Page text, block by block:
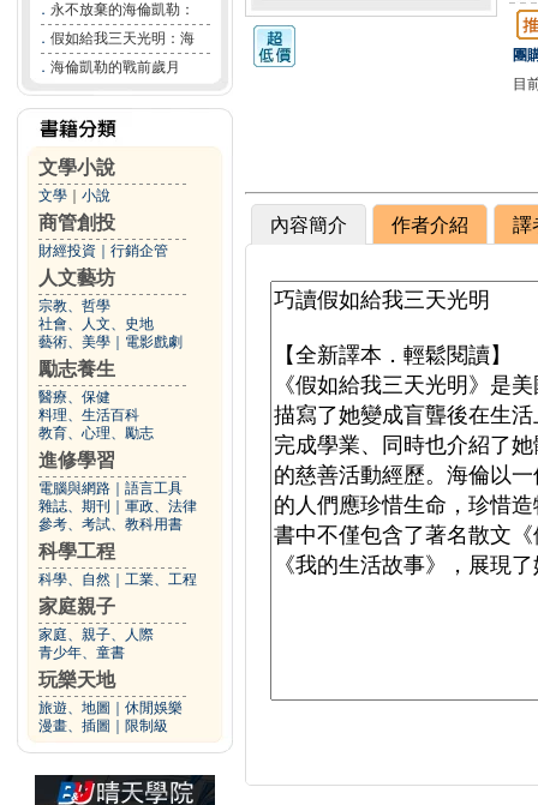
． 永不放棄的海倫凱勒：
． 假如給我三天光明：海
． 海倫凱勒的戰前歲月
文學小說
文學 小說
商管創投
財經投資 行銷企管
人文藝坊
宗教、哲學
社會、人文、史地
藝術、美學
電影戲劇
勵志養生
醫療、保健
料理、生活百科
教育、心理、勵志
進修學習
電腦與網路
語言工具
雜誌、期刊
軍政、法律
參考、考試、教科用書
科學工程
科學、自然 工業、工程
家庭親子
家庭、親子、人際
青少年、童書
玩樂天地
旅遊、地圖
休閒娛樂
漫畫、插圖
限制級
團
目
內容簡介 作者介紹 譯